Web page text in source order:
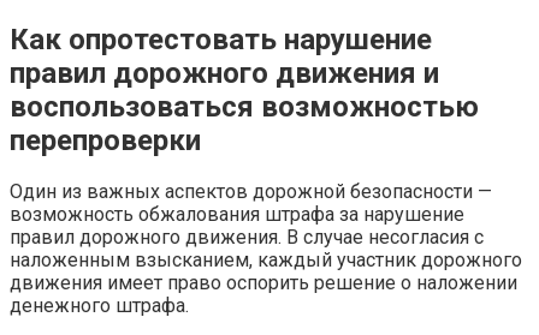
Как опротестовать нарушение
правил дорожного движения и
воспользоваться возможностью
перепроверки
Один из важных аспектов дорожной безопасности —
возможность обжалования штрафа за нарушение
правил дорожного движения. В случае несогласия с
наложенным взысканием, каждый участник дорожного
движения имеет право оспорить решение о наложении
денежного штрафа.